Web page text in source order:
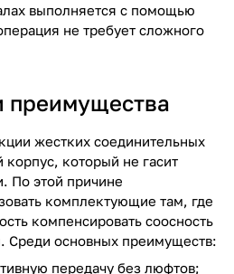
выполняется с помощью
не требует сложного
преимущества
жестких соединительных
который не гасит
По этой причине
комплектующие там, где
компенсировать соосность
Среди основных преимуществ:
передачу без люфтов;